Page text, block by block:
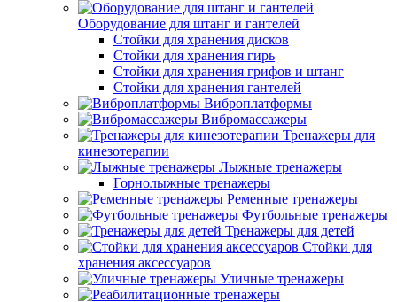
Оборудование для штанг и гантелей
Стойки для хранения дисков
Стойки для хранения гирь
Стойки для хранения грифов и штанг
Стойки для хранения гантелей
Виброплатформы
Вибромассажеры
Тренажеры для
кинезотерапии
Лыжные тренажеры
Горнолыжные тренажеры
Ременные тренажеры
Футбольные тренажеры
Тренажеры для детей
Стойки для
хранения аксессуаров
Уличные тренажеры